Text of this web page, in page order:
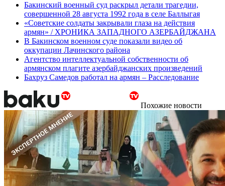
Бакинский военный суд раскрыл детали трагедии,
совершенной 28 августа 1992 года в селе Баллыгая
«Советские солдаты закрывали глаза на действия
армян» / ХРОНИКА ЗАПАДНОГО АЗЕРБАЙДЖАНА
В Бакинском военном суде показали видео об
оккупации Лачинского района
Агентство интеллектуальной собственности об
армянском плагите азербайджанских произведений
Бахруз Самедов работал на армян – Расследование
Похожие новости